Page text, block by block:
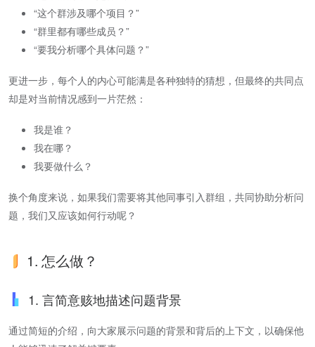
“这个群涉及哪个项目？”
“群里都有哪些成员？”
“要我分析哪个具体问题？”
更进一步，每个人的内心可能满是各种独特的猜想，但最终的共同点
却是对当前情况感到一片茫然：
我是谁？
我在哪？
我要做什么？
换个角度来说，如果我们需要将其他同事引入群组，共同协助分析问
题，我们又应该如何行动呢？
1. 怎么做？
1. 言简意赅地描述问题背景
通过简短的介绍，向大家展示问题的背景和背后的上下文，以确保他